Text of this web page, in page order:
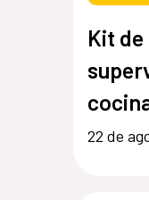
Kit de
22 de